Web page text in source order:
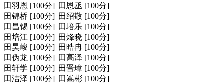
田羽恩 [100分] 田恩丞 [100分]
田锦桥 [100分] 田绍敬 [100分]
田昌锡 [100分] 田培乐 [100分]
田培江 [100分] 田烽晓 [100分]
田昊峻 [100分] 田晧冉 [100分]
田伪龙 [100分] 田高泽 [100分]
田轩学 [100分] 田晋璋 [100分]
田洁泽 [100分] 田嵩彬 [100分]